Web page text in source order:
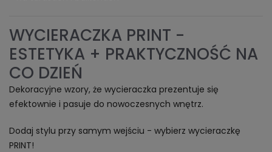
WYCIERACZKA PRINT -
ESTETYKA + PRAKTYCZNOŚĆ NA
CO DZIEŃ
Dekoracyjne wzory, że wycieraczka prezentuje się
efektownie i pasuje do nowoczesnych wnętrz.
Dodaj stylu przy samym wejściu - wybierz wycieraczkę
PRINT!